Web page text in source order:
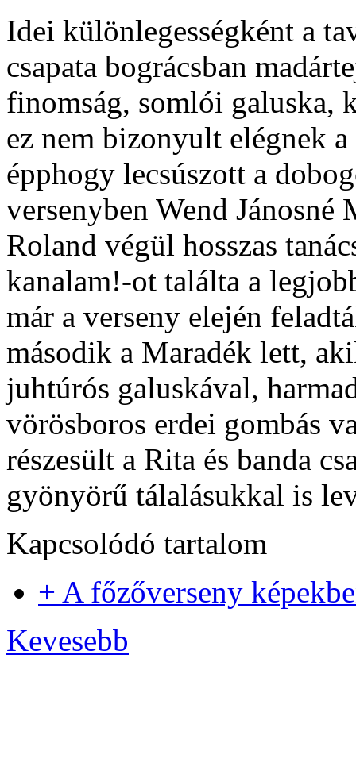
Idei különlegességként a
csapata bográcsban
finomság, somlói galuska,
ez nem bizonyult elégnek
épphogy lecsúszott a
versenyben Wend
Roland végül hosszas
kanalam!-ot találta a
már a verseny elején
második a Maradék lett,
juhtúrós galuskával,
vörösboros erdei gombás
részesült a Rita és banda
gyönyörű tálalásukkal is
Kapcsolódó tartalom
+ A főzőverseny
Kevesebb